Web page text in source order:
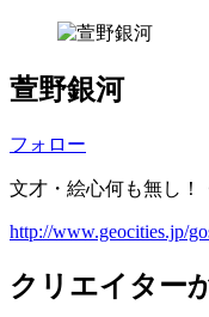
萱野銀河
フォロー
文才・絵心何も無し！
http://www.geocities.jp/
クリエイター